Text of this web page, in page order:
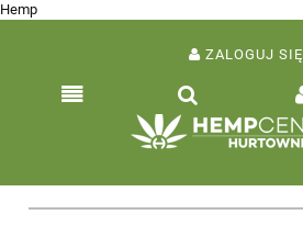
Hemp
ZALOGUJ SIĘ